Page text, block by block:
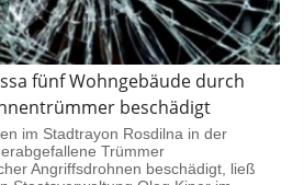
fünf Wohngebäude durch
beschädigt
im Stadtrayon Rosdilna in der
Trümmer
Angriffsdrohnen beschädigt, ließ